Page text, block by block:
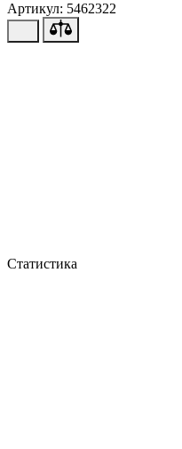
Артикул: 5462322
Статистика